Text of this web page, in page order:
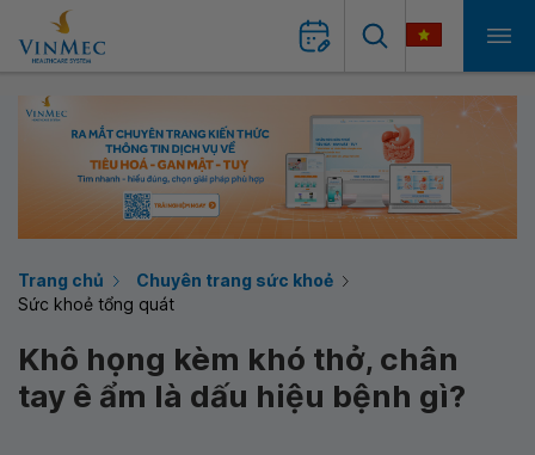
Trang chủ
Chuyên trang sức khoẻ
Sức khoẻ tổng quát
Khô họng kèm khó thở, chân
tay ê ẩm là dấu hiệu bệnh gì?